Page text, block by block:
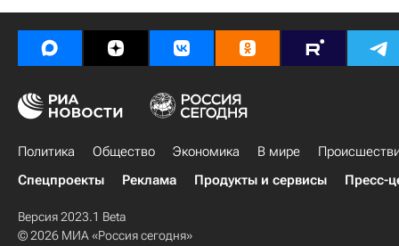
Политика Общество Экономика В мире
Спецпроекты
Реклама Продукты и сервисы Пресс-
Версия 2023.1 Beta
© 2026 МИА «Россия сегодня»